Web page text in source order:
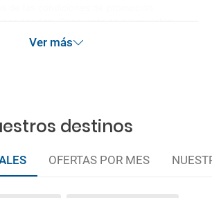
Ver más
destinos
OFERTAS POR MES